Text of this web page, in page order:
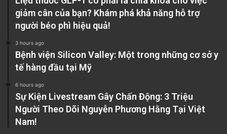
Bài tập chánh niệm giúp tái lập sự chú ý
Đây là một trong những bài tập hàng được
giảm cân của bạn? Khám phá khả năng hỗ trợ
người béo phì hiệu quả!
3 hours ago
Bệnh viện Silicon Valley: Một trong những cơ sở y
tế hàng đầu tại Mỹ
6 hours ago
Sự Kiện Livestream Gây Chấn Động: 3 Triệu
Người Theo Dõi Nguyễn Phương Hằng Tại Việt
Nam!